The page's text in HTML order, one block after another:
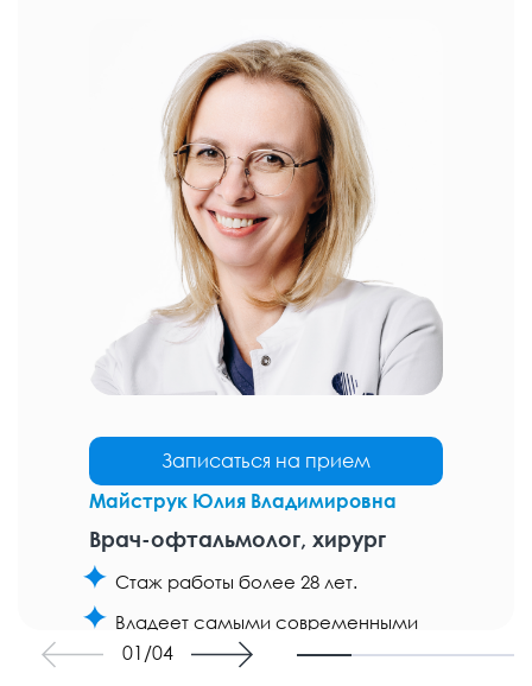
Записаться на прием
Майструк Юлия Владимировна
Врач-офтальмолог, хирург
Стаж работы более 28 лет.
Владеет самыми современными
техниками оперативного лечения
катаракты с имплантацией
01 /04